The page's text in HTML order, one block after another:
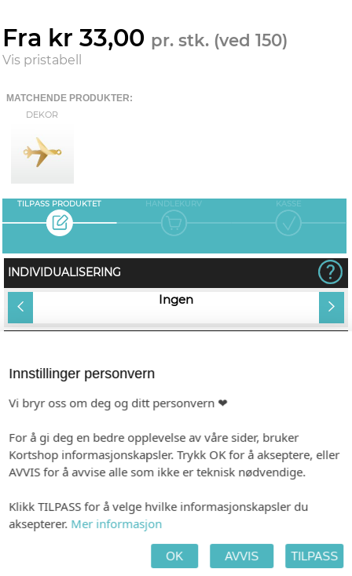
Fra kr 33,00 pr. stk. (ved 150)
Vis pristabell
MATCHENDE PRODUKTER:
DEKOR
TILPASS PRODUKTET HANDLEKURV KASSE
INDIVIDUALISERING
Ingen
Prosecco metallic
KONVOLUTT
Innstillinger personvern
Vi bryr oss om deg og ditt personvern ❤
For å gi deg en bedre opplevelse av våre sider, bruker
Kortshop informasjonskapsler. Trykk OK for å akseptere, eller
AVVIS for å avvise alle som ikke er teknisk nødvendige.
Klikk TILPASS for å velge hvilke informasjonskapsler du
aksepterer. Mer informasjon
OK AVVIS TILPASS